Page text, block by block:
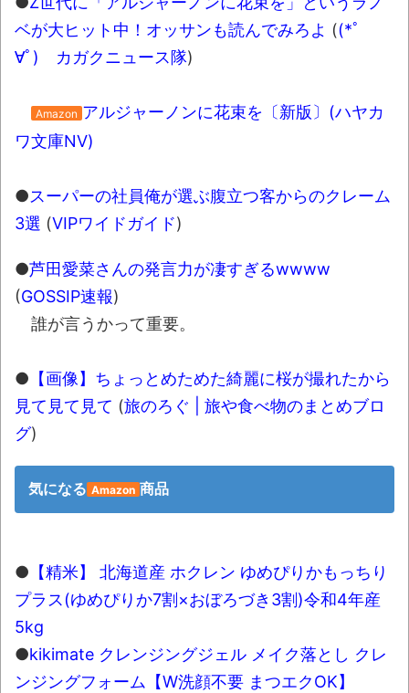
ベが大ヒット中！オッサンも読んでみろよ ((*ﾟ
∀ﾟ)ゞカガクニュース隊)
Amazon アルジャーノンに花束を〔新版〕(ハヤカ
ワ文庫NV)
●スーパーの社員俺が選ぶ腹立つ客からのクレーム
3選 (VIPワイドガイド)
●芦田愛菜さんの発言力が凄すぎるwwww
(GOSSIP速報)
誰が言うかって重要。
● 【画像】ちょっとめためた綺麗に桜が撮れたから
見て見て見て (旅のろぐ | 旅や食べ物のまとめブロ
グ)
気になる Amazon 商品
● 【精米】 北海道産 ホクレン ゆめぴりかもっちり
プラス(ゆめぴりか7割×おぼろづき3割)令和4年産
5kg
●kikimate クレンジングジェル メイク落とし クレ
ンジングフォーム【W洗顔不要 まつエクOK】